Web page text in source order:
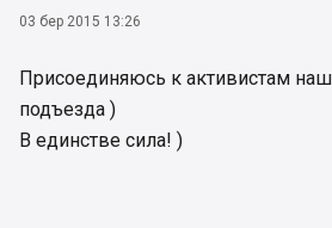
03 бер 2015 13:26
Присоединяюсь к активистам
подъезда )
В единстве сила! )